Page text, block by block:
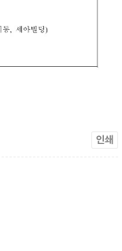
인쇄